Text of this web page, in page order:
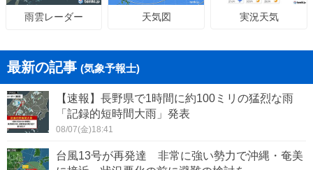
雨雲レーダー 天気図 実況天気
最新の記事 (気象予報士)
【速報】長野県で1時間に約100ミリの猛烈な雨
「記録的短時間大雨」発表
08/07(金)18:41
台風13号が再発達 非常に強い勢力で沖縄・奄美